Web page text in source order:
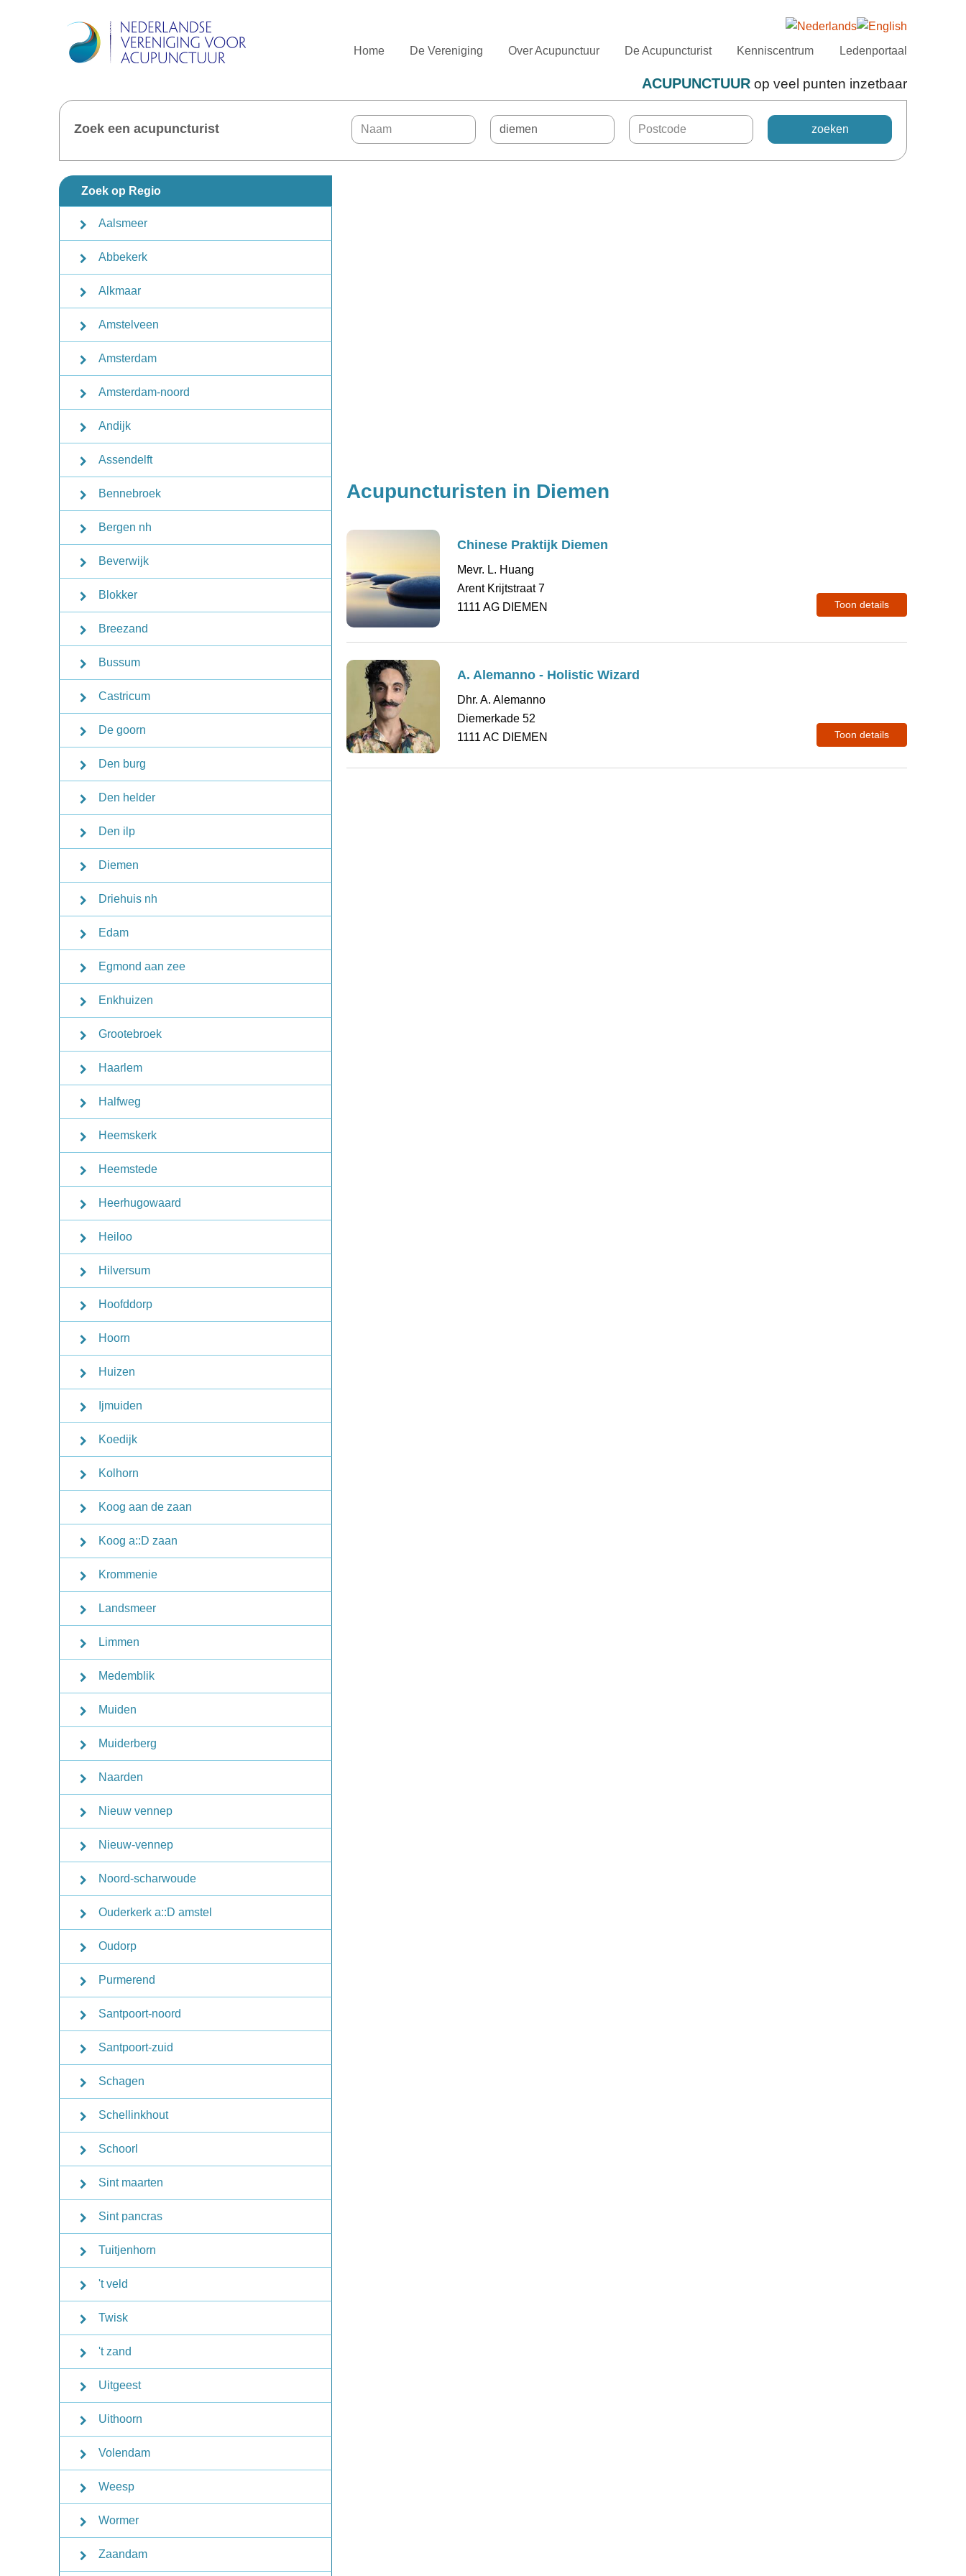
Home De Vereniging Over Acupunctuur De Acupuncturist Kenniscentrum Ledenportaal
ACUPUNCTUURop veel punten inzetbaar
Zoek een acupuncturist
Zoek op Regio
Aalsmeer
Abbekerk
Alkmaar
Amstelveen
Amsterdam
Amsterdam-noord
Andijk
Assendelft
Bennebroek
Bergen nh
Beverwijk
Blokker
Breezand
Bussum
Castricum
De goorn
Den burg
Den helder
Den ilp
Diemen
Driehuis nh
Edam
Egmond aan zee
Enkhuizen
Grootebroek
Haarlem
Halfweg
Heemskerk
Heemstede
Heerhugowaard
Heiloo
Hilversum
Hoofddorp
Hoorn
Huizen
Ijmuiden
Koedijk
Kolhorn
Koog aan de zaan
Koog a::D zaan
Krommenie
Landsmeer
Limmen
Medemblik
Muiden
Muiderberg
Naarden
Nieuw vennep
Nieuw-vennep
Noord-scharwoude
Ouderkerk a::D amstel
Oudorp
Purmerend
Santpoort-noord
Santpoort-zuid
Schagen
Schellinkhout
Schoorl
Sint maarten
Sint pancras
Tuitjenhorn
't veld
Twisk
't zand
Uitgeest
Uithoorn
Volendam
Weesp
Wormer
Zaandam
Acupuncturisten in Diemen
Chinese Praktijk Diemen
Mevr. L. Huang
Arent Krijtstraat 7
1111 AG DIEMEN
Toon details
A. Alemanno - Holistic Wizard
Dhr. A. Alemanno
Diemerkade 52
1111 AC DIEMEN
Toon details